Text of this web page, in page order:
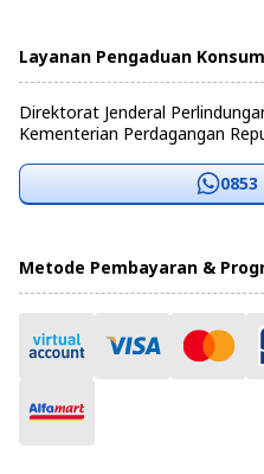
Layanan Pengaduan
Direktorat Jenderal
Kementerian Perdagangan
0853
Metode Pembayaran &